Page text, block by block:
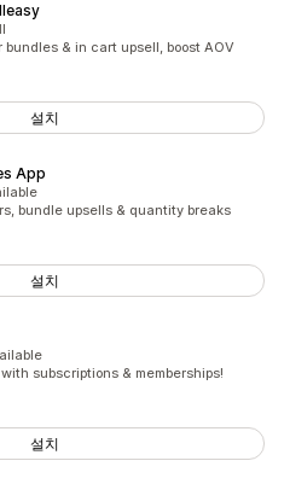
& in cart upsell, boost AOV
설치
App
bundle upsells & quantity breaks
설치
subscriptions & memberships!
설치